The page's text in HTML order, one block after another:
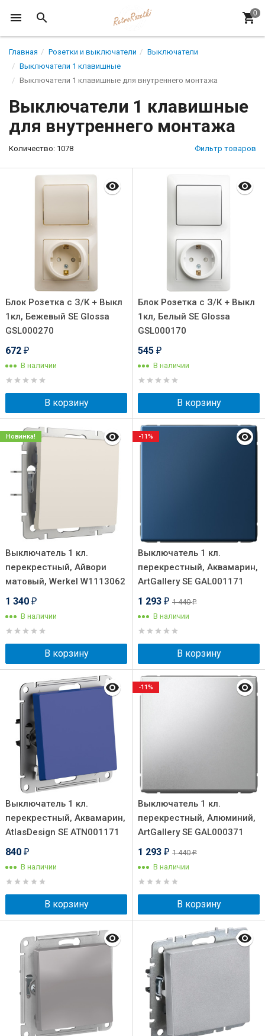
Главная Розетки и выключатели
Выключатели
Выключатели 1 клавишные
Выключатели 1 клавишные для внутреннего монтажа
Выключатели 1 клавишные
для внутреннего монтажа
Количество: 1078 Фильтр товаров
Блок Розетка с З/К + Выкл
1кл, Бежевый SE Glossa
GSL000270
672 ₽
В наличии
В корзину
Блок Розетка с З/К + Выкл
1кл, Белый SE Glossa
GSL000170
545 ₽
В наличии
В корзину
Выключатель 1 кл.
перекрестный, Айвори
матовый, Werkel W1113062
1 340 ₽
В наличии
В корзину
Новинка!
Выключатель 1 кл.
перекрестный, Аквамарин,
ArtGallery SE GAL001171
1 293 ₽ 1 440₽
В наличии
В корзину
-11%
Выключатель 1 кл.
перекрестный, Аквамарин,
AtlasDesign SE ATN001171
840 ₽
В наличии
В корзину
Выключатель 1 кл.
перекрестный, Алюминий,
ArtGallery SE GAL000371
1 293 ₽ 1 440₽
В наличии
В корзину
-11%